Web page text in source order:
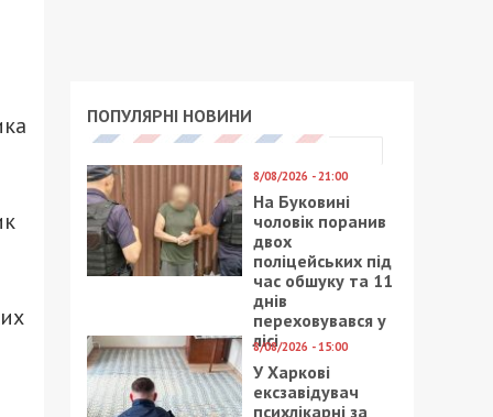
ПОПУЛЯРНІ НОВИНИ
8/08/2026 - 21:00
На Буковині
чоловік поранив
двох
поліцейських під
час обшуку та 11
днів
переховувався у
лісі
8/08/2026 - 15:00
У Харкові
ексзавідувач
психлікарні за